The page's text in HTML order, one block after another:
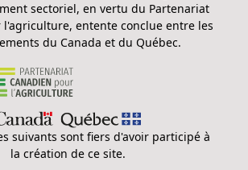
sectoriel, en vertu du Partenariat
entente conclue entre les
du Canada et du Québec.
suivants sont fiers d'avoir participé à
la création de ce site.